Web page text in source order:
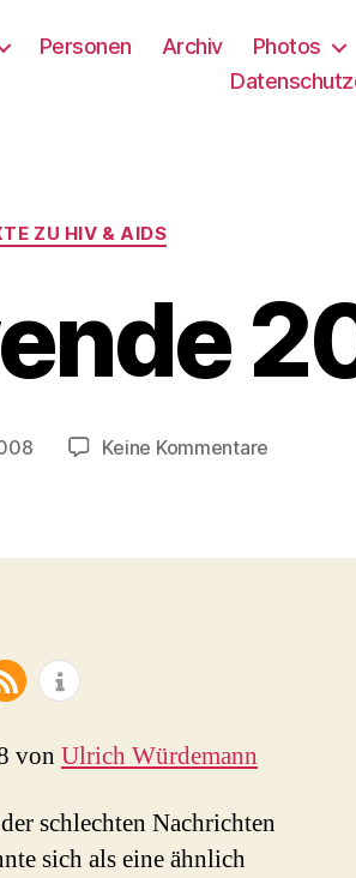
Personen Archiv Photos
ZU HIV & AIDS
Keine Kommentare
von Ulrich Würdemann
schlechten Nachrichten
sich als eine ähnlich